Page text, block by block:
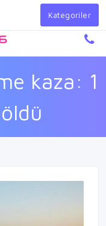
Giriş Yap
kaza: 1
Kategoriler